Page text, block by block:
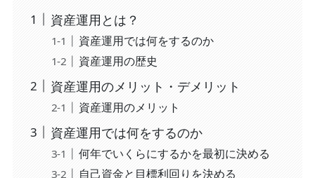
資産運用とは？
資産運用では何をするのか
資産運用の歴史
資産運用のメリット・デメリット
資産運用のメリット
資産運用では何をするのか
何年でいくらにするかを最初に決める
自己資金と目標利回りを決める